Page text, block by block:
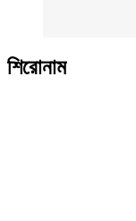
শিরোনাম